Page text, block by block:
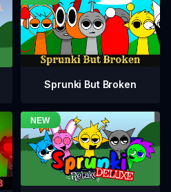
Sprunki But Broken